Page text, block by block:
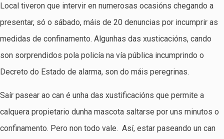
Local tiveron que intervir en numerosas ocasións chegando a
presentar, só o sábado, máis de 20 denuncias por incumprir as
medidas de confinamento. Algunhas das xusticacións, cando
son sorprendidos pola policía na vía pública incumprindo o
Decreto do Estado de alarma, son do máis peregrinas.
Saír pasear ao can é unha das xustificacións que permite a
calquera propietario dunha mascota saltarse por uns minutos o
confinamento. Pero non todo vale. Así, estar paseando un can